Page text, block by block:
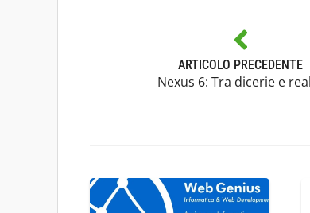
ARTICOLO PRECEDENTE
Nexus 6: Tra dicerie e